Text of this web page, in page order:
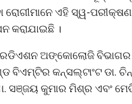
ଏହି ସ୍ୱ-
କରାଯାଇଛି ।
ଅଙ୍କୋଲୋଜି ବିଭାଗର
କନ୍‌ସଲ୍‌ଟାଂଟ ଡା.
ସଞ୍ଜୟ କୁମାର ମିଶ୍ର ଏବଂ